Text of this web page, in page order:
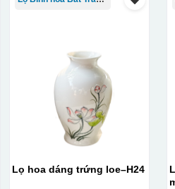
Lọ hoa dáng trứng loe–H24